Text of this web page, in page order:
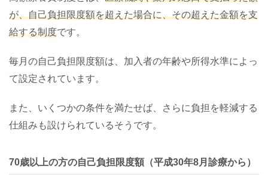
が、自己負担限度額を超えた場合に、その超えた金額を支
給する制度です。
毎月の自己負担限度額は、加入者の年齢や所得水準によっ
て設定されています。
また、いくつかの条件を満たせば、さらに負担を軽減する
仕組みも設けられているそうです。
70歳以上の方の自己負担限度額（平成30年8月診療から）